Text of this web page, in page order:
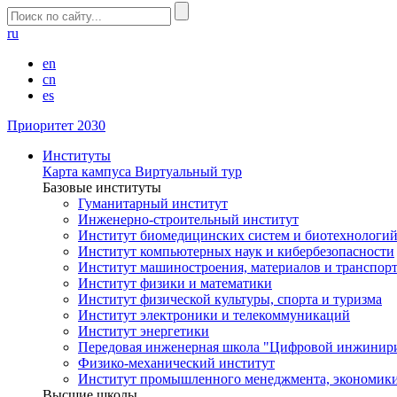
ru
en
cn
es
Приоритет 2030
Институты
Карта кампуса Виртуальный тур
Базовые институты
Гуманитарный институт
Инженерно-строительный институт
Институт биомедицинских систем и биотехнологий
Институт компьютерных наук и кибербезопасности
Институт машиностроения, материалов и
Институт физики и математики
Институт физической культуры, спорта и туризма
Институт электроники и телекоммуникаций
Институт энергетики
Передовая инженерная школа "Цифровой
Физико-механический институт
Институт промышленного менеджмента,